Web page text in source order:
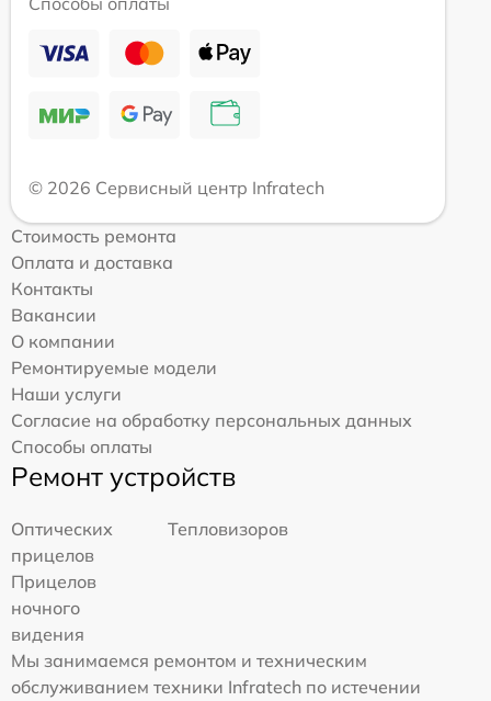
© 2026 Сервисный центр Infratech
Стоимость ремонта
Оплата и доставка
Контакты
Вакансии
О компании
Ремонтируемые модели
Наши услуги
Согласие на обработку персональных данных
Способы оплаты
Ремонт устройств
Оптических
прицелов
Тепловизоров
Прицелов
ночного
видения
Мы занимаемся ремонтом и техническим
обслуживанием техники Infratech по истечении